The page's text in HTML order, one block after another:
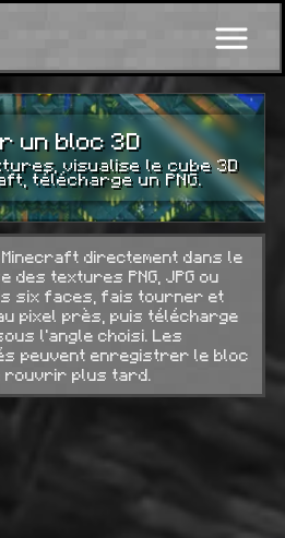
un bloc 3D
visualise le cube 3D
télécharge un PNG.
directement dans le
textures PNG, JPG ou
six faces, fais tourner et
pixel près, puis télécharge
l'angle choisi. Les
peuvent enregistrer le bloc
rouvrir plus tard.